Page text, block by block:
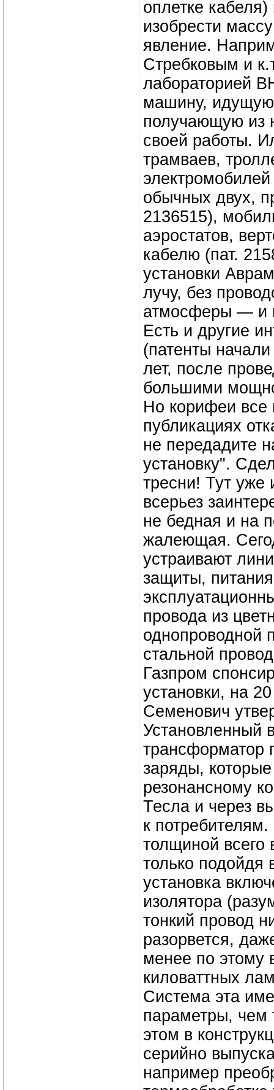
оплетке
изобрести
явление.
Стребковым и
лабораторией
машину, идущую
получающую из
своей работы.
трамваев,
обычных двух,
2136515),
аэростатов,
кабелю (пат.
установки
лучу, без
атмосферы — и
Есть и другие
(патенты
лет, после
большими
Но корифеи все
публикациях
не передадите
установку".
тресни! Тут
всерьез
не бедная и на
жалеющая.
устраивают
защиты,
провода из
однопроводной
стальной
Газпром
установки, на
Семенович
Установленный
трансформатор
заряды,
резонансному
Тесла и через
к
толщиной
только подойдя
установка
изолятора
тонкий провод
разорвется,
менее по этому
киловаттных
Система эта
параметры, чем
этом в
серийно
например